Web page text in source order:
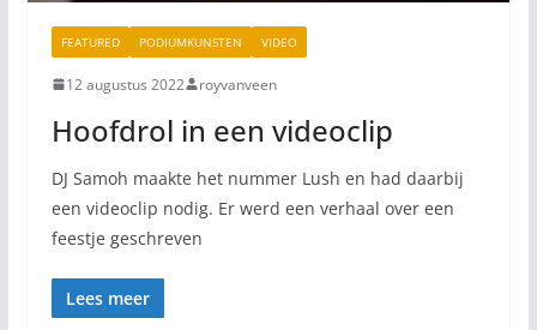
FEATURED PODIUMKUNSTEN VIDEO
12 augustus 2022 royvanveen
Hoofdrol in een videoclip
DJ Samoh maakte het nummer Lush en had daarbij
een videoclip nodig. Er werd een verhaal over een
feestje geschreven
Lees meer